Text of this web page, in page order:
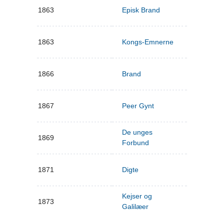
1863 Episk Brand
1863 Kongs-Emnerne
1866 Brand
1867 Peer Gynt
1869
De unges
Forbund
1871 Digte
1873
Kejser og
Galilæer